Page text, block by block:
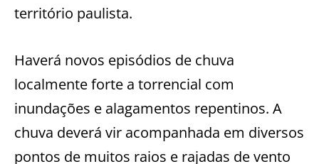
território paulista.
Haverá novos episódios de chuva
localmente forte a torrencial com
inundações e alagamentos repentinos. A
chuva deverá vir acompanhada em diversos
pontos de muitos raios e rajadas de vento